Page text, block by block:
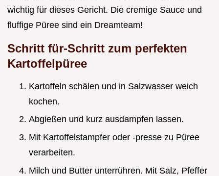
wichtig für dieses Gericht. Die cremige Sauce und
fluffige Püree sind ein Dreamteam!
Schritt für-Schritt zum perfekten
Kartoffelpüree
Kartoffeln schälen und in Salzwasser weich
kochen.
Abgießen und kurz ausdampfen lassen.
Mit Kartoffelstampfer oder -presse zu Püree
verarbeiten.
Milch und Butter unterrühren. Mit Salz, Pfeffer